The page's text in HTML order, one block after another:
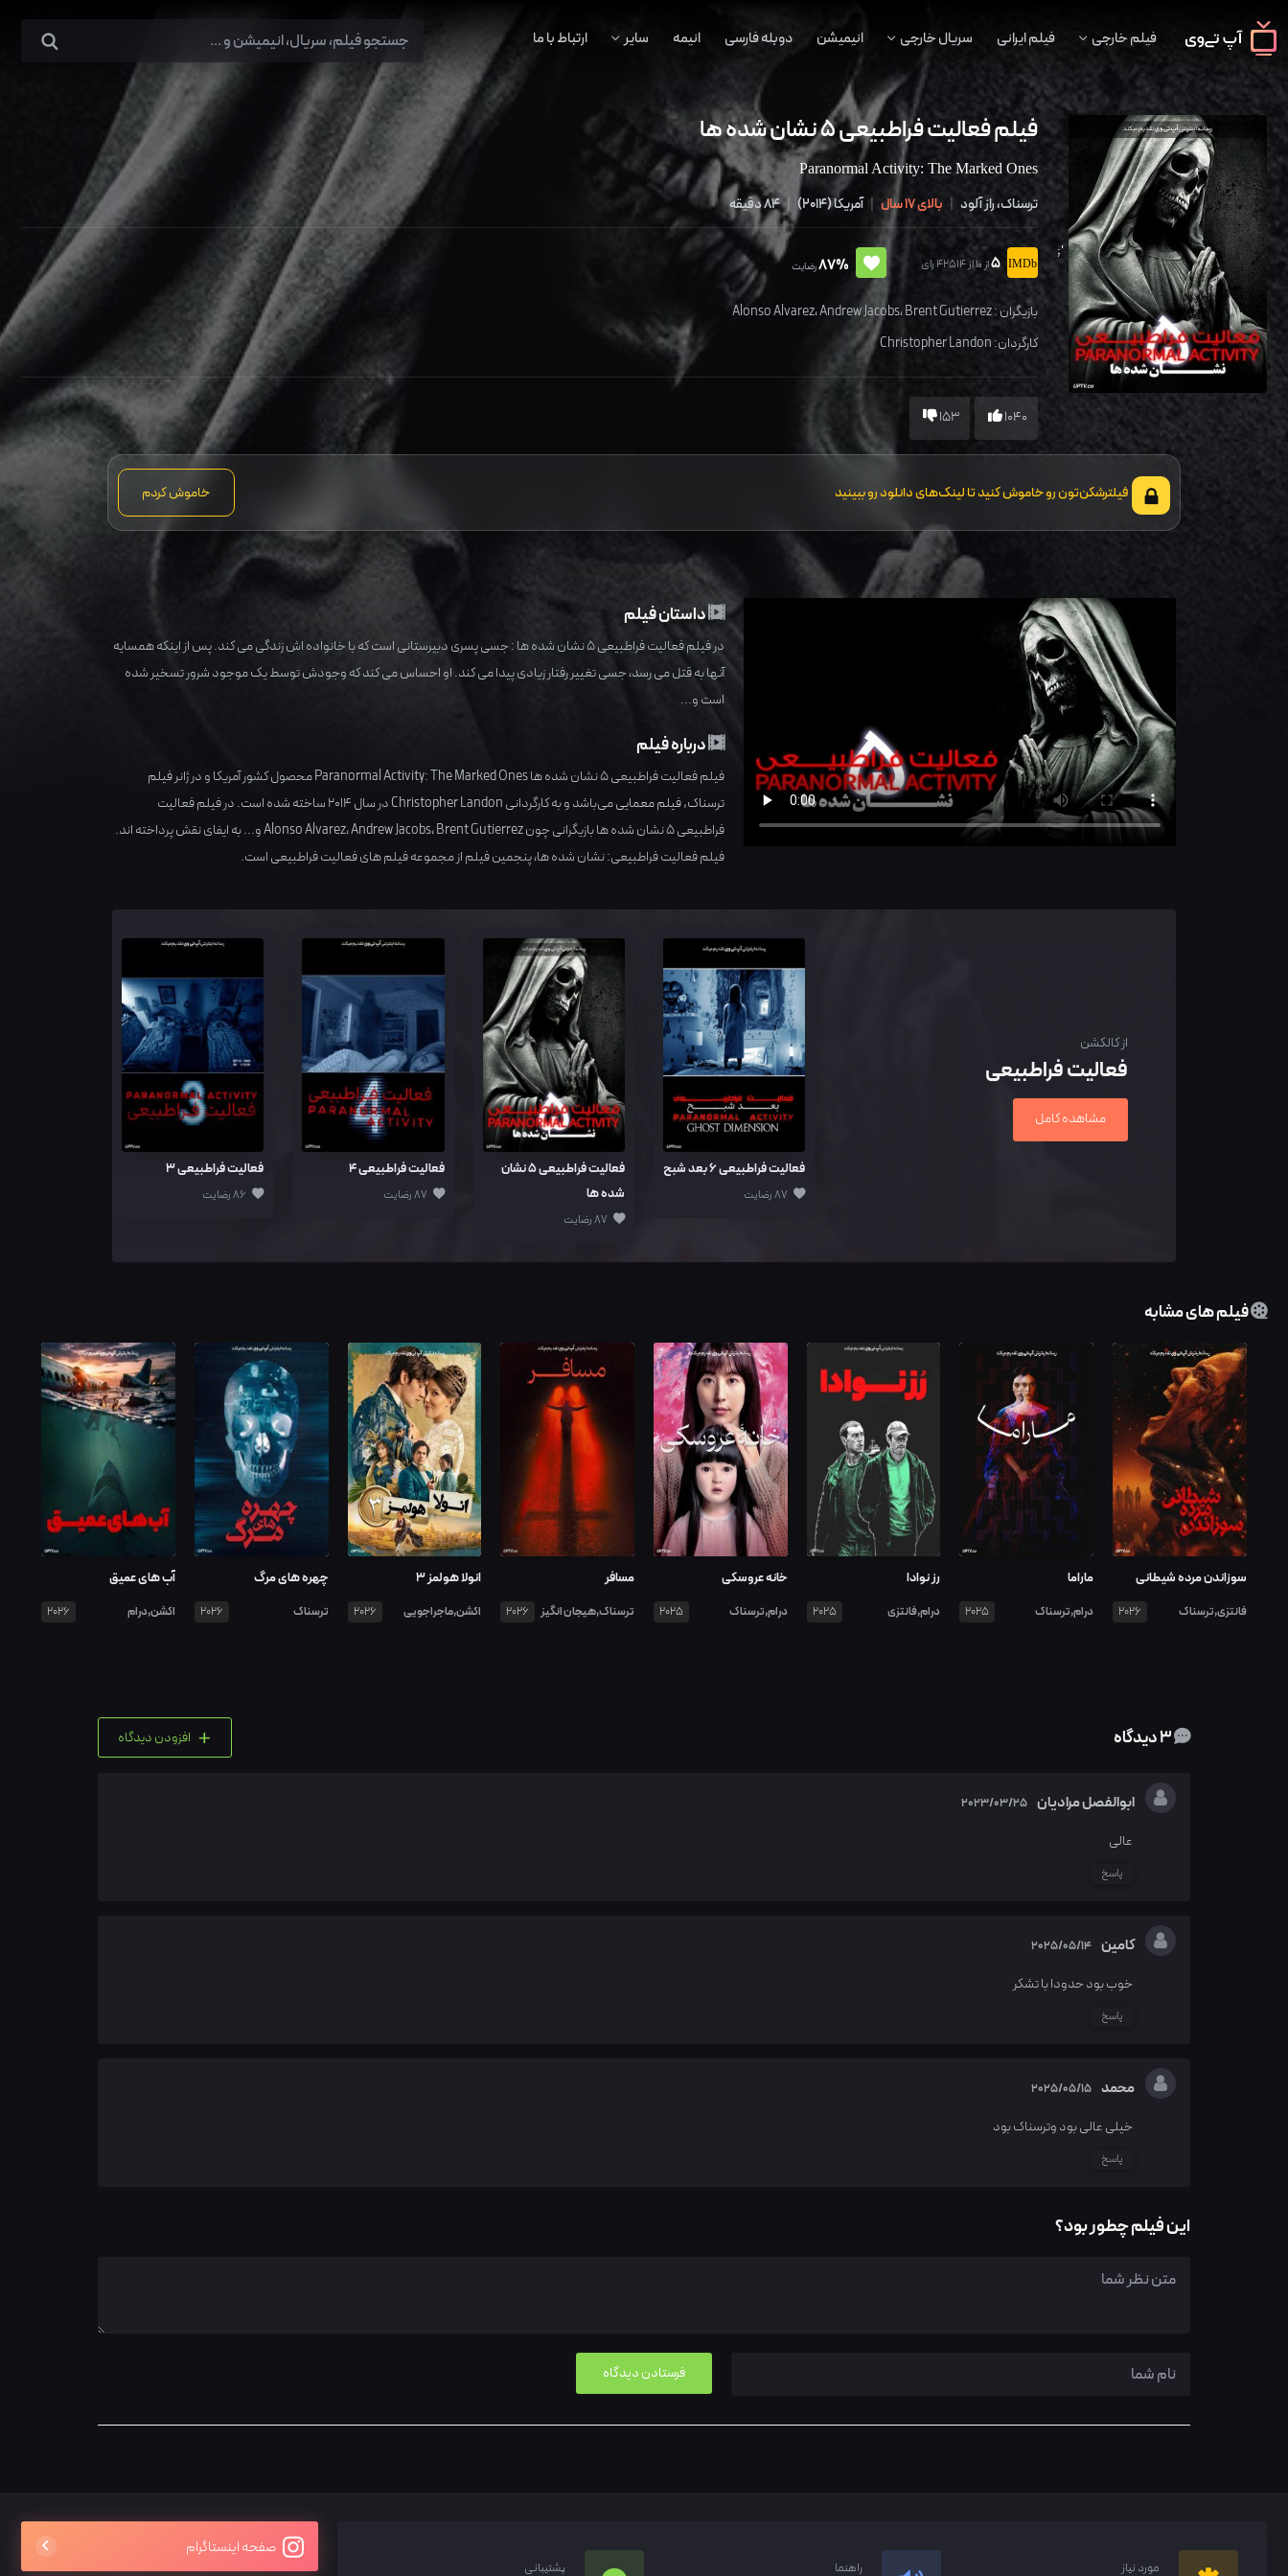
فیلم خارجی فیلم ایرانی سریال خارجی انیمیشن دوبله فارسی انیمه سایر ارتباط با ما
';
فیلم فعالیت فراطبیعی 5 نشان شده ها
Paranormal Activity: The Marked Ones
ترسناک، راز آلود | بالای 17 سال | آمریکا(
2014
)
| 84 دقیقه
5از 10 از 42514 رای 87%رضایت
بازیگران : Alonso Alvarez،Andrew Jacobs،Brent Gutierrez
کارگردان:Christopher Landon
1040
153
فیلترشکن‌تون رو خاموش کنید تا لینک‌های دانلود رو ببینید خاموش کردم
داستان فیلم
در فیلم فعالیت فراطبیعی 5 نشان شده ها : جسی پسری دبیرستانی است که با خانواده اش زندگی می کند. پس از اینکه همسایه
آنها به قتل می رسد، جسی تغییر رفتار زیادی پیدا می کند. او احساس می کند که وجودش توسط یک موجود شرور تسخیر شده
است و...
درباره فیلم
فیلم فعالیت فراطبیعی 5 نشان شده ها Paranormal Activity: The Marked Ones محصول کشور آمریکاو در ژانرفیلم
ترسناک,فیلم معماییمی‌باشد و به کارگردانیChristopher Landonدر سال2014ساخته شده است. در فیلم فعالیت
فراطبیعی 5 نشان شده ها بازیگرانی چون
Alonso Alvarez،Andrew Jacobs،Brent Gutierrez
و... به ایفای نقش پرداخته اند.
فیلم فعالیت فراطبیعی: نشان شده ها، پنجمین فیلم از مجموعه فیلم های فعالیت فراطبیعی است.
از کالکشن
فعالیت فراطبیعی
مشاهده کامل
فعالیت فراطبیعی 6 بعد شبح
فعالیت فراطبیعی 5 نشان
شده ها
87 رضایت
فعالیت فراطبیعی 4
87 رضایت
فعالیت فراطبیعی 3
فیلم های مشابه
سوزاندن مرده شیطانی
فانتزی,ترسناک 2026
ماراما
درام,ترسناک 2025
رز نوادا
درام,فانتزی 2025
خانه عروسکی
درام,ترسناک 2025
مسافر
ترسناک,هیجان انگیز 2026
انولا هولمز ۳
اکشن,ماجراجویی 2026
چهره های مرگ
ترسناک 2026
آب های عمیق
اکشن,درام 2026
3 دیدگاه + افزودن دیدگاه
ابوالفصل مرادیان 2023/03/25
عالی
پاسخ
کامین 2025/05/14
خوب بود حدودا با تشکر
پاسخ
محمد 2025/05/15
خیلی عالی بود وترسناک بود
پاسخ
این فیلم چطور بود؟
مورد نیاز راهنما پشتیبانی
صفحه اینستاگرام